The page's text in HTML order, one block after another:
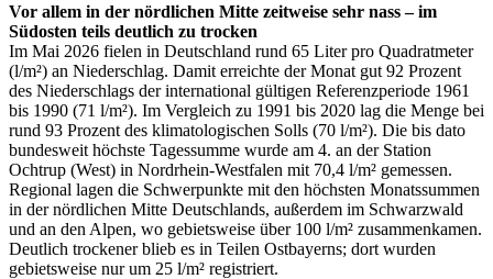
Vor allem in der nördlichen Mitte zeitweise sehr nass – im
Südosten teils deutlich zu trocken
Im Mai 2026 fielen in Deutschland rund 65 Liter pro Quadratmeter
(l/m²) an Niederschlag. Damit erreichte der Monat gut 92 Prozent
des Niederschlags der international gültigen Referenzperiode 1961
bis 1990 (71 l/m²). Im Vergleich zu 1991 bis 2020 lag die Menge bei
rund 93 Prozent des klimatologischen Solls (70 l/m²). Die bis dato
bundesweit höchste Tagessumme wurde am 4. an der Station
Ochtrup (West) in Nordrhein-Westfalen mit 70,4 l/m² gemessen.
Regional lagen die Schwerpunkte mit den höchsten Monatssummen
in der nördlichen Mitte Deutschlands, außerdem im Schwarzwald
und an den Alpen, wo gebietsweise über 100 l/m² zusammenkamen.
Deutlich trockener blieb es in Teilen Ostbayerns; dort wurden
gebietsweise nur um 25 l/m² registriert.